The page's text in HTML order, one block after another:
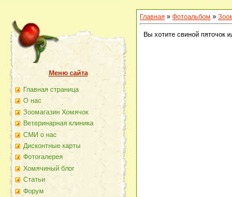
Меню сайта
Главная страница
О наc
Зоомагазин Хомячок
Ветеринарная клиника
СМИ о нас
Дисконтные карты
Фотогалерея
Хомячиный блог
Статьи
Форум
Главная » Фотоальбом »
Вы хотите свиной пяточок